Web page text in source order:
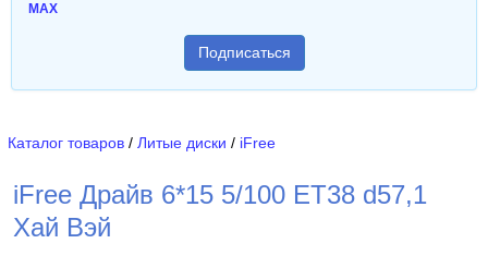
MAX
Подписаться
Каталог товаров / Литые диски / iFree
iFree Драйв 6*15 5/100 ET38 d57,1
Хай Вэй